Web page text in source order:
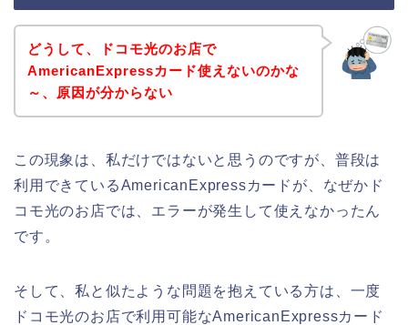
どうして、ドコモ光のお店で
AmericanExpressカード使えないのかな
～、原因が分からない
この現象は、私だけではないと思うのですが、普段は
利用できているAmericanExpressカードが、なぜかド
コモ光のお店では、エラーが発生して使えなかったん
です。
そして、私と似たような問題を抱えている方は、一度
ドコモ光のお店で利用可能なAmericanExpressカード